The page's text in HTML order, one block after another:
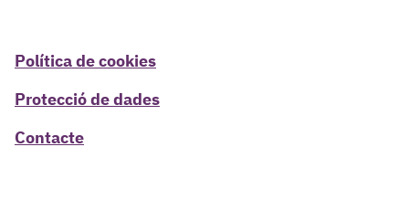
Política de cookies
Protecció de dades
Contacte